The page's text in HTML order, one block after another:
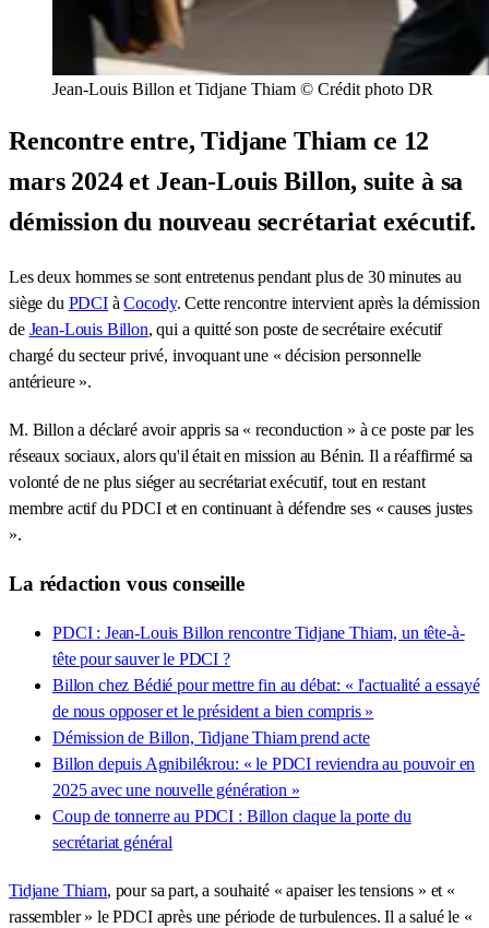
Jean-Louis Billon et Tidjane Thiam © Crédit photo DR
Rencontre entre, Tidjane Thiam ce 12
mars 2024 et Jean-Louis Billon, suite à sa
démission du nouveau secrétariat exécutif.
Les deux hommes se sont entretenus pendant plus de 30 minutes au
siège du PDCIàCocody. Cette rencontre intervient après la démission
de Jean-Louis Billon, qui a quitté son poste de secrétaire exécutif
chargé du secteur privé, invoquant une « décision personnelle
antérieure ».
M. Billon a déclaré avoir appris sa « reconduction » à ce poste par les
réseaux sociaux, alors qu'il était en mission au Bénin. Il a réaffirmé sa
volonté de ne plus siéger au secrétariat exécutif, tout en restant
membre actif du PDCI et en continuant à défendre ses « causes justes
».
La rédaction vous conseille
PDCI : Jean-Louis Billon rencontre Tidjane Thiam, un tête-à-
tête pour sauver le PDCI ?
Billon chez Bédié pour mettre fin au débat: « l'actualité a essayé
de nous opposer et le président a bien compris »
Démission de Billon, Tidjane Thiam prend acte
Billon depuis Agnibilékrou: « le PDCI reviendra au pouvoir en
2025 avec une nouvelle génération »
Coup de tonnerre au PDCI : Billon claque la porte du
secrétariat général
Tidjane Thiam, pour sa part, a souhaité « apaiser les tensions » et «
rassembler » le PDCI après une période de turbulences. Il a salué le «